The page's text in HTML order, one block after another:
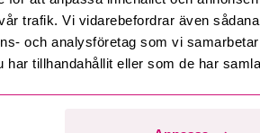
trafik. Vi vidarebefordrar även
och analysföretag som vi
har tillhandahållit eller som de har